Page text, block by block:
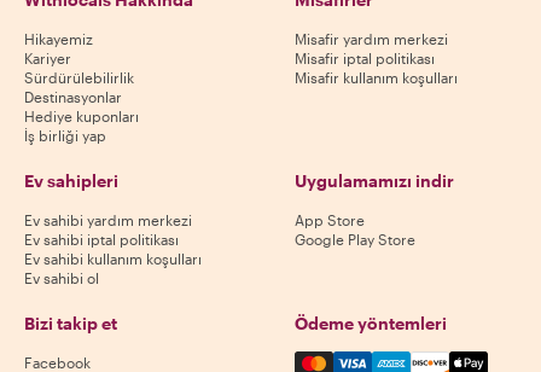
Hikayemiz
Kariyer
Sürdürülebilirlik
Destinasyonlar
Hediye kuponları
İş birliği yap
Misafir yardım merkezi
Misafir iptal politikası
Misafir kullanım koşulları
Ev sahipleri
Ev sahibi yardım merkezi
Ev sahibi iptal politikası
Ev sahibi kullanım koşulları
Ev sahibi ol
Uygulamamızı indir
App Store
Google Play Store
Bizi takip et
Facebook
Ödeme yöntemleri
Mastercard, Visa, Amex,